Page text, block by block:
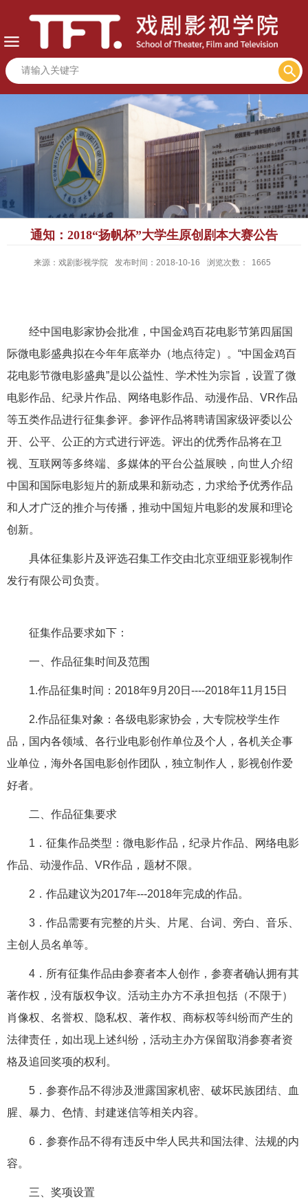
通知：2018“扬帆杯”大学生原创剧本大赛公告
来源：戏剧影视学院 发布时间：2018-10-16 浏览次数： 1665
经中国电影家协会批准，中国金鸡百花电影节第四届国
际微电影盛典拟在今年年底举办（地点待定）。“中国金鸡百
花电影节微电影盛典”是以公益性、学术性为宗旨，设置了微
电影作品、纪录片作品、网络电影作品、动漫作品、VR作品
等五类作品进行征集参评。参评作品将聘请国家级评委以公
开、公平、公正的方式进行评选。评出的优秀作品将在卫
视、互联网等多终端、多媒体的平台公益展映，向世人介绍
中国和国际电影短片的新成果和新动态，力求给予优秀作品
和人才广泛的推介与传播，推动中国短片电影的发展和理论
创新。
具体征集影片及评选召集工作交由北京亚细亚影视制作
发行有限公司负责。
征集作品要求如下：
一、作品征集时间及范围
1.作品征集时间：2018年9月20日----2018年11月15日
2.作品征集对象：各级电影家协会，大专院校学生作
品，国内各领域、各行业电影创作单位及个人，各机关企事
业单位，海外各国电影创作团队，独立制作人，影视创作爱
好者。
二、作品征集要求
1．征集作品类型：微电影作品，纪录片作品、网络电影
作品、动漫作品、VR作品，题材不限。
2．作品建议为2017年---2018年完成的作品。
3．作品需要有完整的片头、片尾、台词、旁白、音乐、
主创人员名单等。
4．所有征集作品由参赛者本人创作，参赛者确认拥有其
著作权，没有版权争议。活动主办方不承担包括（不限于）
肖像权、名誉权、隐私权、著作权、商标权等纠纷而产生的
法律责任，如出现上述纠纷，活动主办方保留取消参赛者资
格及追回奖项的权利。
5．参赛作品不得涉及泄露国家机密、破坏民族团结、血
腥、暴力、色情、封建迷信等相关内容。
6．参赛作品不得有违反中华人民共和国法律、法规的内
容。
三、奖项设置